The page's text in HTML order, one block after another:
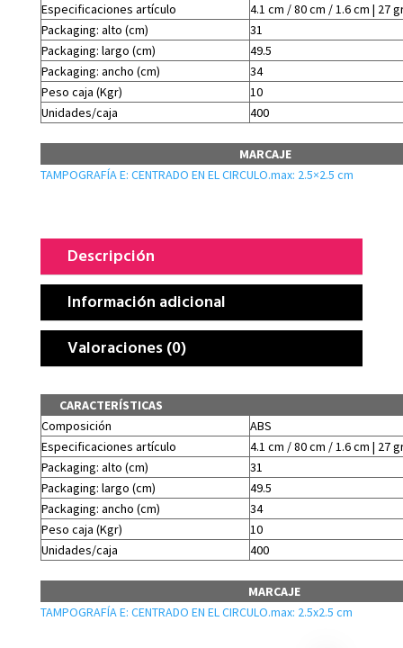
Especificaciones artículo
4.1 cm / 80 cm / 1.6 cm | 27
Packaging: alto (cm)
31
Packaging: largo (cm)
49.5
Packaging: ancho (cm)
34
Peso caja (Kgr)
10
Unidades/caja
400
MARCAJE
TAMPOGRAFÍA E: CENTRADO EN EL CIRCULO.max: 2.5×2.5 cm
Descripción
Información adicional
Valoraciones (0)
CARACTERÍSTICAS
Composición
ABS
Especificaciones artículo
4.1 cm / 80 cm / 1.6 cm | 27
Packaging: alto (cm)
31
Packaging: largo (cm)
49.5
Packaging: ancho (cm)
34
Peso caja (Kgr)
10
Unidades/caja
400
MARCAJE
TAMPOGRAFÍA E: CENTRADO EN EL CIRCULO.max: 2.5x2.5 cm